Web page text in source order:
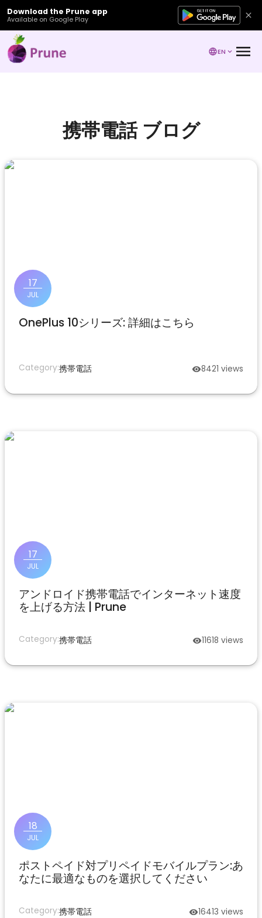
Download the Prune app
Available on Google Play
EN
携帯電話 ブログ
17
JUL
OnePlus 10シリーズ: 詳細はこちら
Category:携帯電話 8421 views
17
JUL
アンドロイド携帯電話でインターネット速度
を上げる方法 | Prune
Category:携帯電話 11618 views
18
JUL
ポストペイド対プリペイドモバイルプラン:あ
なたに最適なものを選択してください
Category:携帯電話 16413 views